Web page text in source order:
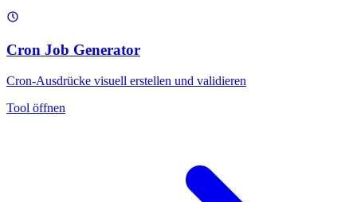
Cron Job Generator
Cron-Ausdrücke visuell erstellen und validieren
Tool öffnen